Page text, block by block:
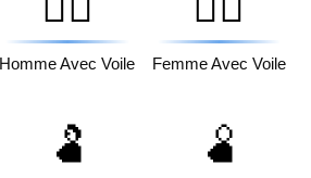
Homme Avec Voile Femme Avec Voile
🫃 🫄